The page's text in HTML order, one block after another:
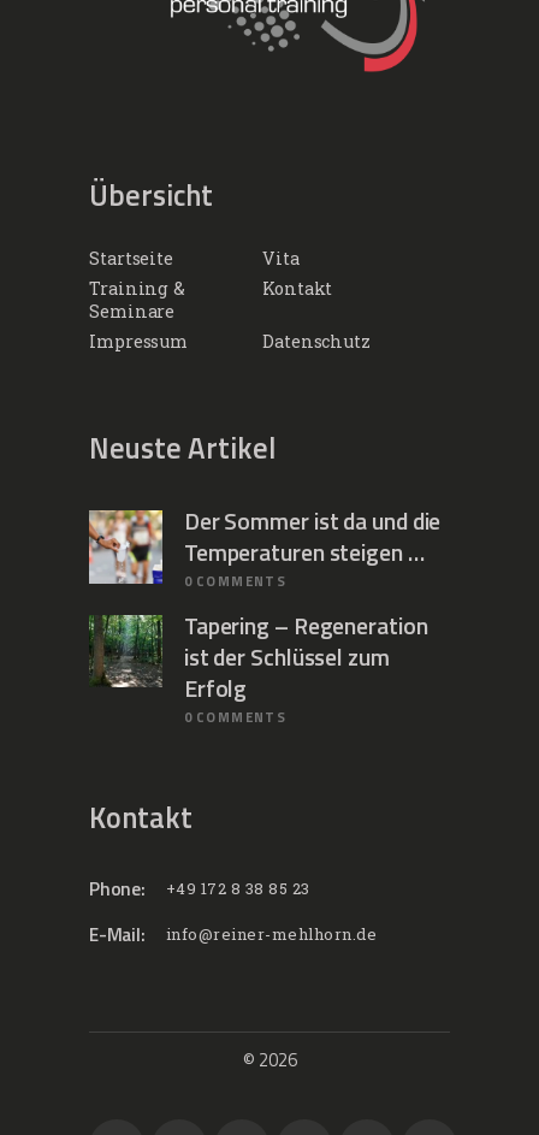
Übersicht
Startseite
Vita
Training &
Seminare
Kontakt
Impressum Datenschutz
Neuste Artikel
Der Sommer ist da und die
Temperaturen steigen …
0 COMMENTS
Tapering – Regeneration
ist der Schlüssel zum
Erfolg
0 COMMENTS
Kontakt
Phone: +49 172 8 38 85 23
E-Mail: info@reiner-mehlhorn.de
© 2026